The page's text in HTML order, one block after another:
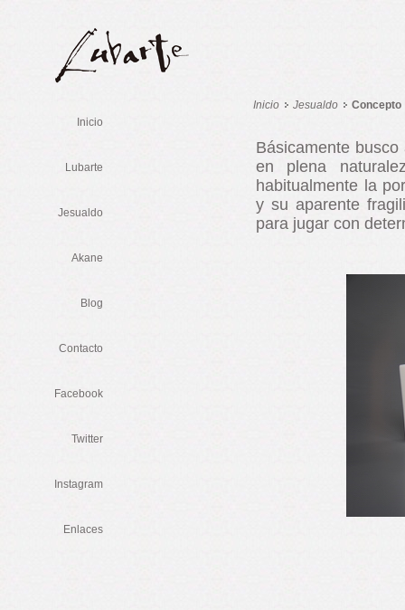
Inicio
Lubarte
Jesualdo
Akane
Blog
Contacto
Facebook
Twitter
Instagram
Enlaces
Inicio Jesualdo Concepto
Básicamente
en plena
habitualmente la
y su aparente
para jugar con